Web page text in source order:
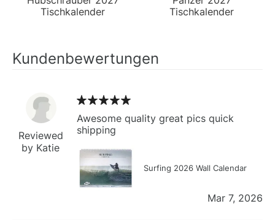
Tischkalender
Tischkalender
Kundenbewertungen
Reviewed
by Katie
Awesome quality great pics quick
shipping
Surfing 2026 Wall Calendar
Mar 7, 2026